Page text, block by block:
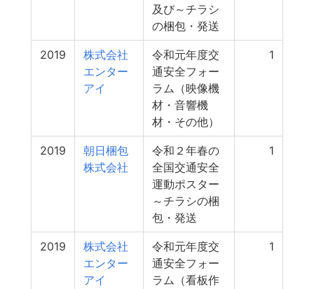
及び～チラシ
の梱包・発送
2019
株式会社
エンター
アイ
令和元年度交
通安全フォー
ラム（映像機
材・音響機
材・その他）
1
2019
朝日梱包
株式会社
令和２年春の
全国交通安全
運動ポスター
～チラシの梱
包・発送
1
2019
株式会社
エンター
アイ
令和元年度交
通安全フォー
ラム（看板作
1